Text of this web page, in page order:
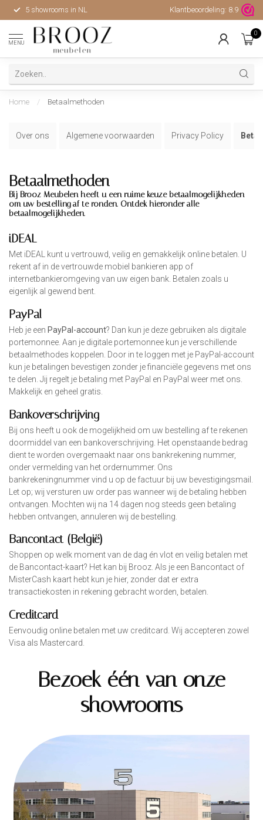
5 showrooms in NL Hoge kwaliteit, uitstekende
Klantbeoordeling: 8.9
MENU
0
Home / Betaalmethoden
Over ons Algemene voorwaarden Privacy Policy
Betaalmethoden
Bij Brooz Meubelen heeft u een ruime keuze betaalmogelijkheden
om uw bestelling af te ronden. Ontdek hieronder alle
betaalmogelijkheden.
iDEAL
Met iDEAL kunt u vertrouwd, veilig en gemakkelijk online betalen. U
rekent af in de vertrouwde mobiel bankieren app of
internetbankieromgeving van uw eigen bank. Betalen zoals u
eigenlijk al gewend bent.
PayPal
Heb je een PayPal-account? Dan kun je deze gebruiken als digitale
portemonnee. Aan je digitale portemonnee kun je verschillende
betaalmethodes koppelen. Door in te loggen met je PayPal-account
kun je betalingen bevestigen zonder je financiële gegevens met ons
te delen. Jij regelt je betaling met PayPal en PayPal weer met ons.
Makkelijk en geheel gratis.
Bankoverschrijving
Bij ons heeft u ook de mogelijkheid om uw bestelling af te rekenen
doormiddel van een bankoverschrijving. Het openstaande bedrag
dient te worden overgemaakt naar ons bankrekening nummer,
onder vermelding van het ordernummer. Ons
bankrekeningnummer vind u op de factuur bij uw bevestigingsmail.
Let op; wij versturen uw order pas wanneer wij de betaling hebben
ontvangen. Mochten wij na 14 dagen nog steeds geen betaling
hebben ontvangen, annuleren wij de bestelling.
Bancontact (België)
Shoppen op welk moment van de dag én vlot en veilig betalen met
de Bancontact-kaart? Het kan bij Brooz. Als je een Bancontact of
MisterCash kaart hebt kun je hier, zonder dat er extra
transactiekosten in rekening gebracht worden, betalen.
Creditcard
Eenvoudig online betalen met uw creditcard. Wij accepteren zowel
Visa als Mastercard.
Bezoek één van onze
showrooms